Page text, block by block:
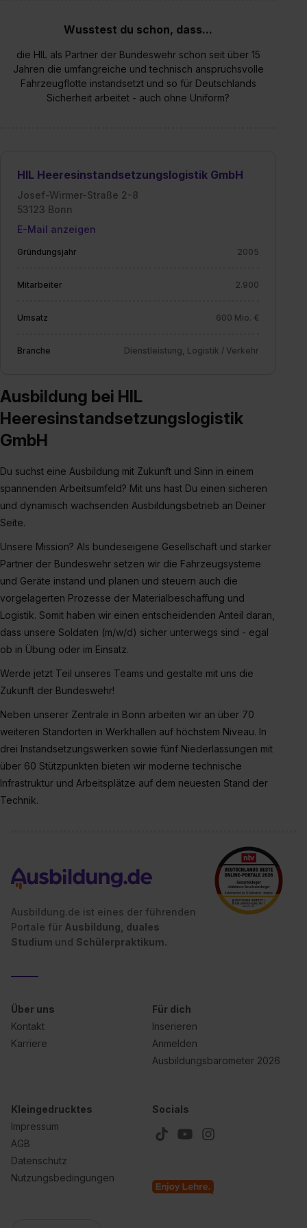
Auswahl über die Checkboxen und klick auf „Auswahl
der Kategorien „Präferenzen“, „Statistiken“ und „Social
Media und Marketing“ umfasst hierbei die Einwilligung
zur Übermittlung deiner Daten in die USA (Art. 49 Abs. 1
Datenschutzerklärung unter dem Punkt „Datenschutz-
Einstellungen“ widerrufen. Weitere Informationen zu den
einzelnen Cookies findest du durch Klick auf „Details
Wusstest du schon, dass...
die HIL als Partner der Bundeswehr schon seit über 15
Jahren die umfangreiche und technisch anspruchsvolle
Fahrzeugflotte instandsetzt und so für Deutschlands
Sicherheit arbeitet - auch ohne Uniform?
HIL Heeresinstandsetzungslogistik GmbH
Josef-Wirmer-Straße 2-8
53123 Bonn
E-Mail anzeigen
Gründungsjahr 2005
Mitarbeiter 2.900
Umsatz 600 Mio. €
Branche Dienstleistung, Logistik / Verkehr
Ausbildung bei HIL
Heeresinstandsetzungslogistik
GmbH
Du suchst eine Ausbildung mit Zukunft und Sinn in einem
spannenden Arbeitsumfeld? Mit uns hast Du einen sicheren
und dynamisch wachsenden Ausbildungsbetrieb an Deiner
Seite.
Unsere Mission? Als bundeseigene Gesellschaft und starker
Partner der Bundeswehr setzen wir die Fahrzeugsysteme
und Geräte instand und planen und steuern auch die
vorgelagerten Prozesse der Materialbeschaffung und
Logistik. Somit haben wir einen entscheidenden Anteil daran,
dass unsere Soldaten (m/w/d) sicher unterwegs sind - egal
ob in Übung oder im Einsatz.
Werde jetzt Teil unseres Teams und gestalte mit uns die
Zukunft der Bundeswehr!
Neben unserer Zentrale in Bonn arbeiten wir an über 70
weiteren Standorten in Werkhallen auf höchstem Niveau. In
drei Instandsetzungswerken sowie fünf Niederlassungen mit
über 60 Stützpunkten bieten wir moderne technische
Infrastruktur und Arbeitsplätze auf dem neuesten Stand der
Technik.
Ausbildung.de ist eines der führenden
Portale für Ausbildung, duales
Studium und Schülerpraktikum.
Über uns
Kontakt
Karriere
Für dich
Inserieren
Anmelden
Ausbildungsbarometer 2026
Kleingedrucktes
Impressum
AGB
Datenschutz
Nutzungsbedingungen
Socials